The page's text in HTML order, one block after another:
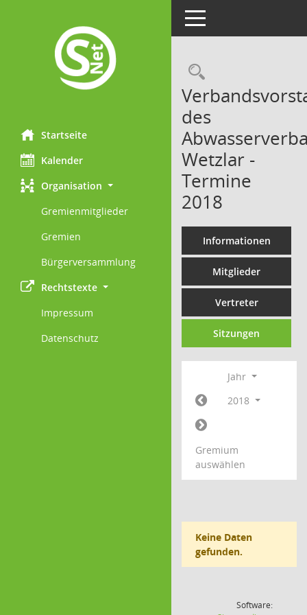
Startseite
Kalender
Organisation
Gremienmitglieder
Gremien
Bürgerversammlung
Rechtstexte
Impressum
Datenschutz
Toggle navigation
des
Wetzlar -
Termine
2018
Informationen
Mitglieder
Vertreter
Sitzungen
Jahr
2018
Gremium
auswählen
Keine Daten
gefunden.
Software: